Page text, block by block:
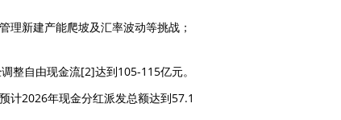
理新建产能爬坡及汇率波动等挑战；
整自由现金流[2]达到105-115亿元。
计2026年现金分红派发总额达到57.1